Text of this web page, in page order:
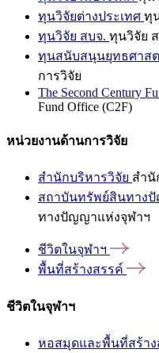
ทุนวิจัยต่างประเทศ ทุ
ทุนวิจัย สบจ. ทุนวิจัย
ทุนสนับสนุนยุทธศาสต
การวิจัย
The Second Century
Fund Office (C2F)
หน่วยงานด้านการวิจัย
สำนักบริหารวิจัย สำนั
สถาบันทรัพย์สินทาง
ทางปัญญาแห่งจุฬาฯ
ชีวิตในจุฬาฯ
พื้นที่สร้างสรรค์
ชีวิตในจุฬาฯ
หอสมุดและพื้นที่สร้าง